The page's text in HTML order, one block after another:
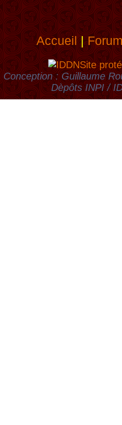
Accueil|
Site
Conception : Guillaume
Dèpôts INPI /